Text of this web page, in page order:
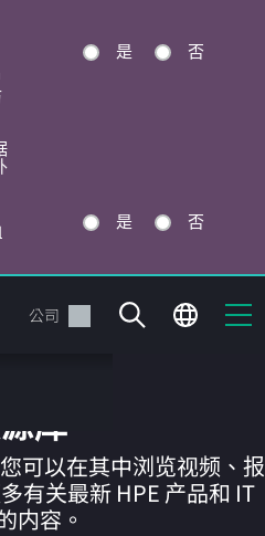
是 否
是 否
公司
库
可以在其中浏览视频、报
有关最新 HPE 产品和 IT
内容。